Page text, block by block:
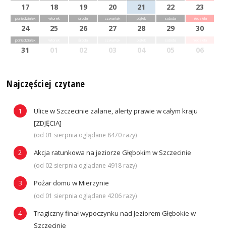
17 18 19 20 21 22 23
poniedziałek
24
wtorek
25
środa
26
czwartek
27
piątek
28
sobota
29
niedziela
30
poniedziałek
31 01 02 03 04 05 06
Najczęściej czytane
Ulice w Szczecinie zalane, alerty prawie w całym kraju
[ZDJĘCIA]
(od 01 sierpnia oglądane 8470 razy)
Akcja ratunkowa na jeziorze Głębokim w Szczecinie
(od 02 sierpnia oglądane 4918 razy)
Pożar domu w Mierzynie
(od 01 sierpnia oglądane 4206 razy)
Tragiczny finał wypoczynku nad Jeziorem Głębokie w
Szczecinie